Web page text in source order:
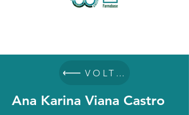
VOLTAR
Ana Karina Viana Castro